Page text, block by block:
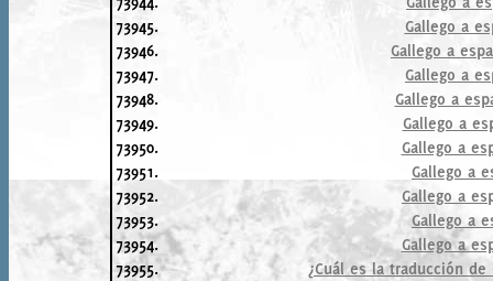
73945.
Gallego a
73946.
Gallego a
73947.
Gallego a
73948.
Gallego a
73949.
Gallego a
73950.
Gallego a
73951.
Gallego a
73952.
Gallego a
73953.
Gallego a
73954.
Gallego a
73955.
¿Cuál es la traducción de